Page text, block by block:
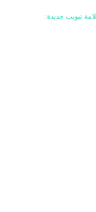
تبويب جديدة: